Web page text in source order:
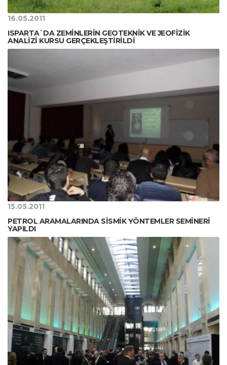
16.05.2011
ISPARTA`DA ZEMİNLERİN GEOTEKNİK VE JEOFİZİK
ANALİZİ KURSU GERÇEKLEŞTİRİLDİ
15.05.2011
PETROL ARAMALARINDA SİSMİK YÖNTEMLER SEMİNERİ
YAPILDI